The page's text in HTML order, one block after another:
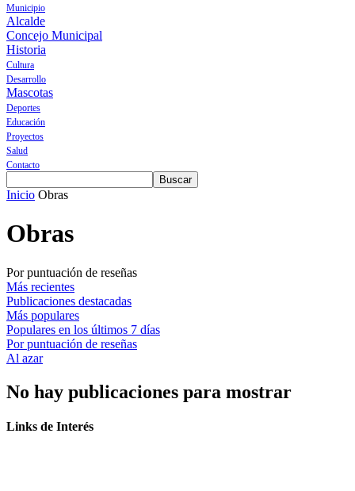
Municipio
Alcalde
Concejo Municipal
Historia
Cultura
Desarrollo
Mascotas
Deportes
Educación
Proyectos
Salud
Contacto
Inicio Obras
Obras
Por puntuación de reseñas
Más recientes
Publicaciones destacadas
Más populares
Populares en los últimos 7 días
Por puntuación de reseñas
Al azar
No hay publicaciones para mostrar
Links de Interés